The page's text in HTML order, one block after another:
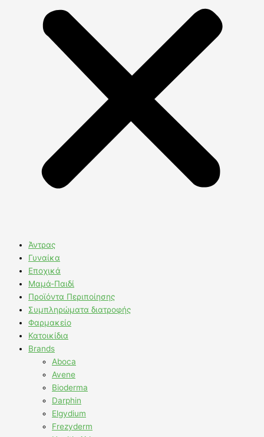
Άντρας
Γυναίκα
Εποχικά
Μαμά-Παιδί
Προϊόντα Περιποίησης
Συμπληρώματα διατροφής
Φαρμακείο
Κατοικίδια
Brands
Aboca
Avene
Bioderma
Darphin
Elgydium
Frezyderm